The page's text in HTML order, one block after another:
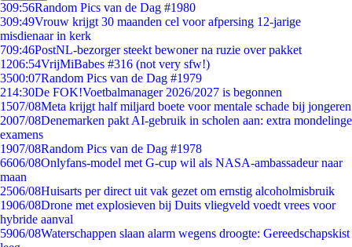
309:56Random Pics van de Dag #1980
309:49Vrouw krijgt 30 maanden cel voor afpersing 12-jarige
misdienaar in kerk
709:46PostNL-bezorger steekt bewoner na ruzie over pakket
1206:54VrijMiBabes #316 (not very sfw!)
3500:07Random Pics van de Dag #1979
214:30De FOK!Voetbalmanager 2026/2027 is begonnen
1507/08Meta krijgt half miljard boete voor mentale schade bij jongeren
2007/08Denemarken pakt AI-gebruik in scholen aan: extra mondelinge
examens
1907/08Random Pics van de Dag #1978
6606/08Onlyfans-model met G-cup wil als NASA-ambassadeur naar
maan
2506/08Huisarts per direct uit vak gezet om ernstig alcoholmisbruik
1906/08Drone met explosieven bij Duits vliegveld voedt vrees voor
hybride aanval
5906/08Waterschappen slaan alarm wegens droogte: Gereedschapskist